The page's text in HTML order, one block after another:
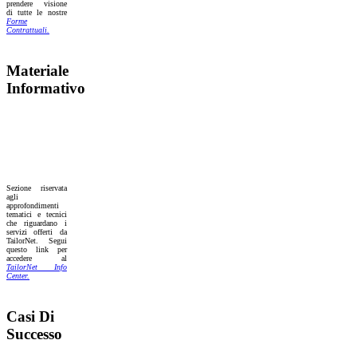
prendere visione
di tutte le nostre
Forme
Contrattuali.
Materiale
Informativo
Sezione riservata
agli
approfondimenti
tematici e tecnici
che riguardano i
servizi offerti da
TailorNet. Segui
questo link per
accedere al
TailorNet Info
Center.
Casi Di
Successo